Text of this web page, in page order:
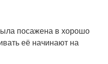
посажена в хорошо
её начинают на